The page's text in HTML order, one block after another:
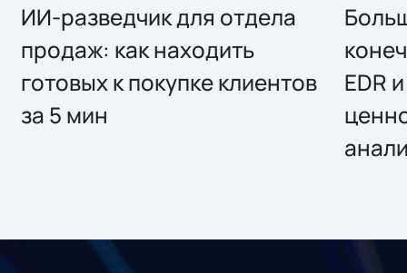
ИИ-разведчик для отдела
продаж: как находить
готовых к покупке клиентов
за 5 мин
EDR